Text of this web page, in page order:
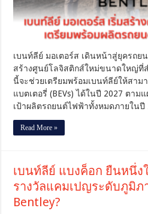
เบนท์ลีย์ มอเตอร์ส เดินหน้าสู่ยุครถย
สร้างศูนย์โลจิสติกส์ใหม่ขนาดใหญ่ที่
นี้จะช่วยเตรียมพร้อมเบนท์ลีย์ให้สา
แบตเตอรี่ (BEVs) ได้ในปี 2027 ตาม
เป้าผลิตรถยนต์ไฟฟ้าทั้งหมดภายในปี
Read More »
เบนท์ลีย์ แบงค็อก ยืนหนึ่ง
รางวัลแคมเปญระดับภูมิภ
Bentley?